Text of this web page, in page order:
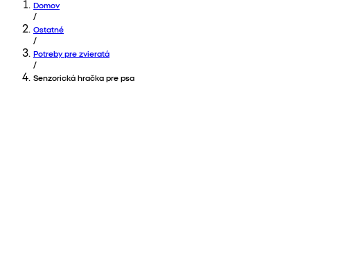
Domov
/
Ostatné
/
Potreby pre zvieratá
/
Senzorická hračka pre psa